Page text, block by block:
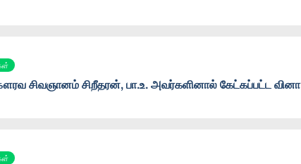
சிவஞானம் சிறீதரன், பா.உ. அவர்களினால் கேட்கப்பட்ட வினா